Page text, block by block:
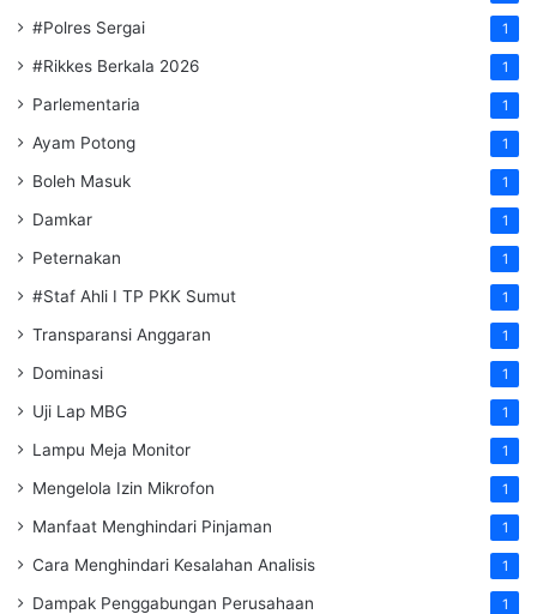
#Polres Sergai 1
#Rikkes Berkala 2026 1
Parlementaria 1
Ayam Potong 1
Boleh Masuk 1
Damkar 1
Peternakan 1
#Staf Ahli I TP PKK Sumut 1
Transparansi Anggaran 1
Dominasi 1
Uji Lap MBG 1
Lampu Meja Monitor 1
Mengelola Izin Mikrofon 1
Manfaat Menghindari Pinjaman 1
Cara Menghindari Kesalahan Analisis 1
Dampak Penggabungan Perusahaan 1